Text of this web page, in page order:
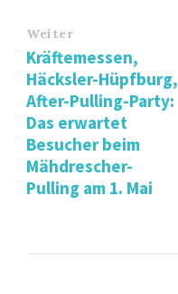
Weiter
Kräftemessen,
Häcksler-Hüpfburg,
After-Pulling-Party:
Das erwartet
Besucher beim
Mähdrescher-
Pulling am 1. Mai